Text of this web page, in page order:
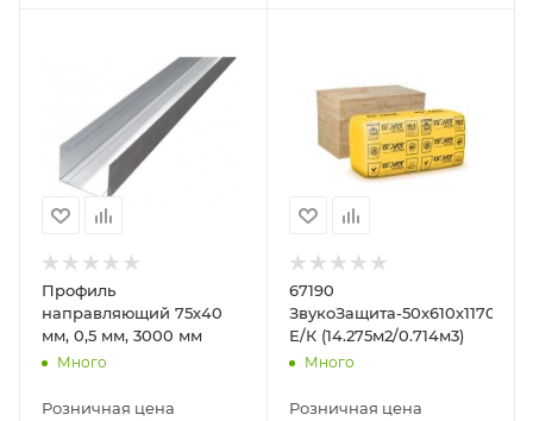
Профиль
направляющий 75х40
мм, 0,5 мм, 3000 мм
Много
Розничная цена
67190
ЗвукоЗащита-50х610х1170/
Е/К (14.275м2/0.714м3)
Много
Розничная цена